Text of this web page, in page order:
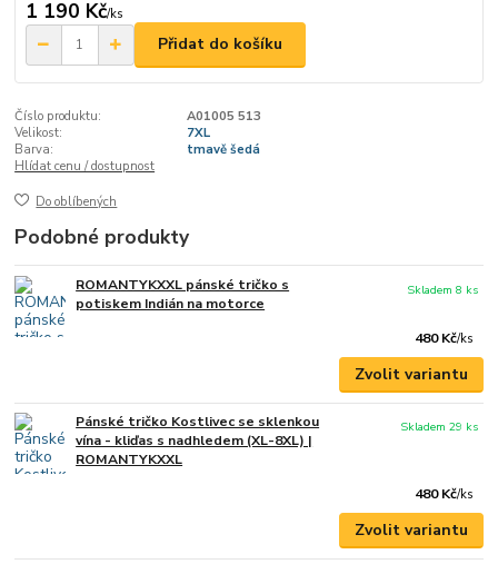
1 190 Kč/ks
Přidat do košíku
Číslo produktu:
A01005 513
Velikost:
7XL
Barva:
tmavě šedá
Hlídat cenu / dostupnost
Do oblíbených
Podobné produkty
ROMANTYKXXL pánské tričko s
potiskem Indián na motorce
480 Kč/ks
Skladem 8 ks
Zvolit variantu
Pánské tričko Kostlivec se sklenkou
vína - kliďas s nadhledem (XL-8XL) |
ROMANTYKXXL
480 Kč/ks
Skladem 29 ks
Zvolit variantu